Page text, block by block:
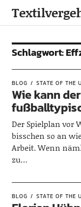
Schlagwort:
BLOG STATE OF THE
Wie kann
Der Spielplan vor
bisschen so an
Arbeit. Wenn
zu…
BLOG STATE OF THE